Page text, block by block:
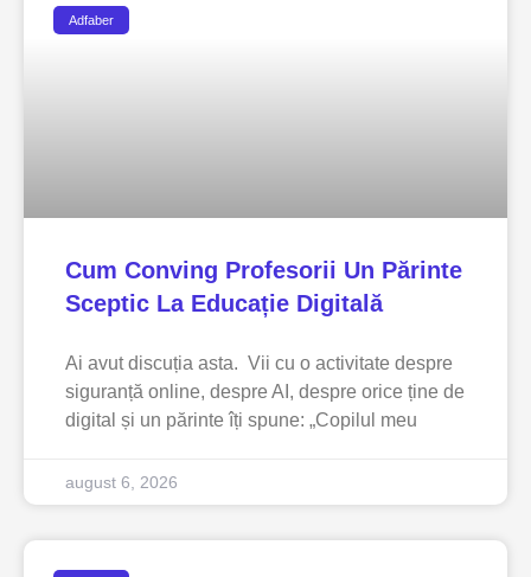
Adfaber
Cum Conving Profesorii Un Părinte
Sceptic La Educație Digitală
Ai avut discuția asta. Vii cu o activitate despre
siguranță online, despre AI, despre orice ține de
digital și un părinte îți spune: „Copilul meu
august 6, 2026